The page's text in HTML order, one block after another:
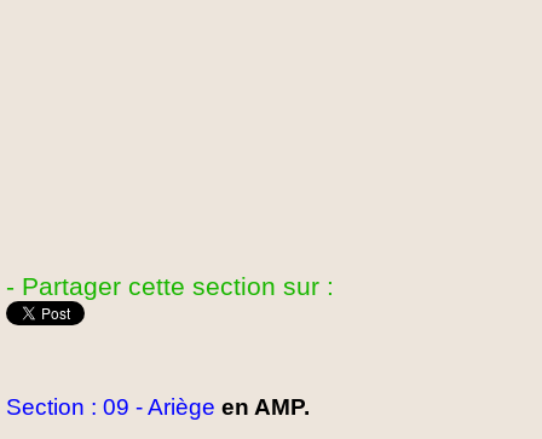
- Partager cette section sur :
Section : 09 - Ariège en AMP.